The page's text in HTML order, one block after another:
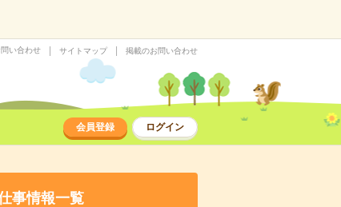
い合わせ サイトマップ 掲載のお問い合わせ
会員登録 ログイン
事情報一覧